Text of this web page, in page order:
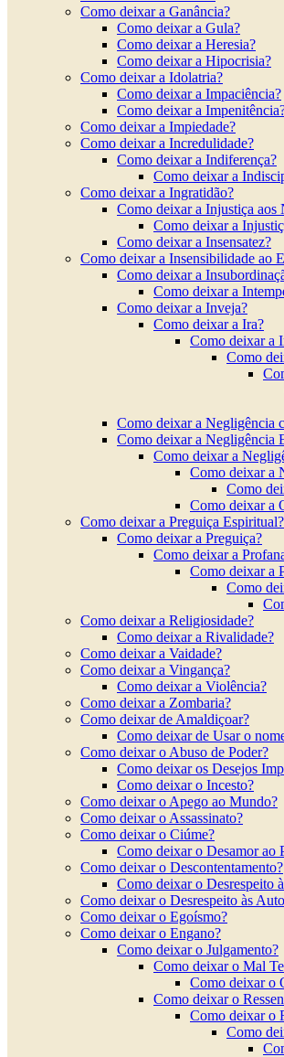
Como deixar a Ganância?
Como deixar a Gula?
Como deixar a Heresia?
Como deixar a Hipocrisia?
Como deixar a Idolatria?
Como deixar a Impaciência?
Como deixar a
Como deixar a Impiedade?
Como deixar a Incredulidade?
Como deixar a Indiferença?
Como deixar a
Como deixar a Ingratidão?
Como deixar a Injustiça aos
Como deixar a
Como deixar a Insensatez?
Como deixar a Insensibilidade ao
Como deixar a
Como deixar a
Como deixar a Inveja?
Como deixar a Ira?
Como deixar a
Como
Como deixar a Negligência
Como deixar a Negligência
Como deixar a
Como deixar a
Como
Como deixar a
Como deixar a Preguiça Espiritual?
Como deixar a Preguiça?
Como deixar a
Como deixar a
Como
Como deixar a Religiosidade?
Como deixar a Rivalidade?
Como deixar a Vaidade?
Como deixar a Vingança?
Como deixar a Violência?
Como deixar a Zombaria?
Como deixar de Amaldiçoar?
Como deixar de Usar o
Como deixar o Abuso de Poder?
Como deixar os Desejos
Como deixar o Incesto?
Como deixar o Apego ao Mundo?
Como deixar o Assassinato?
Como deixar o Ciúme?
Como deixar o Desamor ao
Como deixar o Descontentamento?
Como deixar o Desrespeito
Como deixar o Desrespeito às
Como deixar o Egoísmo?
Como deixar o Engano?
Como deixar o Julgamento?
Como deixar o Mal
Como deixar o
Como deixar o
Como deixar o
Como